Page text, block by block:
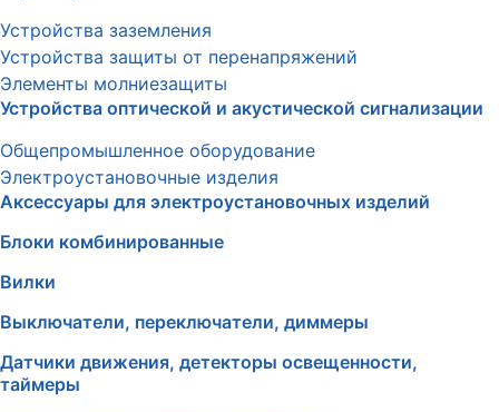
Устройства заземления
Устройства защиты от перенапряжений
Элементы молниезащиты
Устройства оптической и акустической сигнализации
Общепромышленное оборудование
Электроустановочные изделия
Аксессуары для электроустановочных изделий
Блоки комбинированные
Вилки
Выключатели, переключатели, диммеры
Датчики движения, детекторы освещенности,
таймеры